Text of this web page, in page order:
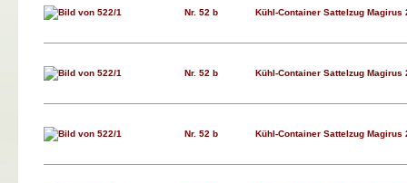
Nr. 52 b Kühl-Container Sattelzug Magirus
Nr. 52 b Kühl-Container Sattelzug Magirus
Nr. 52 b Kühl-Container Sattelzug Magirus